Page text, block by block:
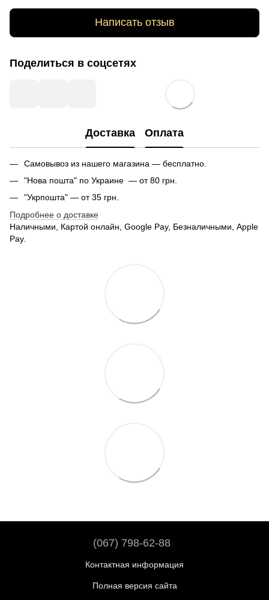
Написать отзыв
Поделиться в соцсетях
Доставка Оплата
Самовывоз из нашего магазина — бесплатно.
"Нова пошта" по Украине — от 80 грн.
"Укрпошта" — от 35 грн.
Подробнее о доставке
Наличными, Картой онлайн, Google Pay, Безналичными, Apple
Pay.
(067) 798-62-88
Контактная информация
Полная версия сайта